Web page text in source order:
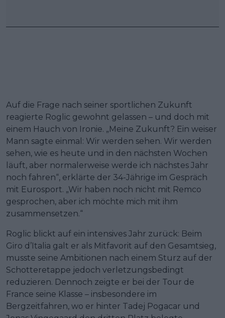
Auf die Frage nach seiner sportlichen Zukunft
reagierte Roglic gewohnt gelassen – und doch mit
einem Hauch von Ironie. „Meine Zukunft? Ein weiser
Mann sagte einmal: Wir werden sehen. Wir werden
sehen, wie es heute und in den nächsten Wochen
läuft, aber normalerweise werde ich nächstes Jahr
noch fahren“, erklärte der 34-Jährige im Gespräch
mit Eurosport. „Wir haben noch nicht mit Remco
gesprochen, aber ich möchte mich mit ihm
zusammensetzen.“
Roglic blickt auf ein intensives Jahr zurück: Beim
Giro d’Italia galt er als Mitfavorit auf den Gesamtsieg,
musste seine Ambitionen nach einem Sturz auf der
Schotteretappe jedoch verletzungsbedingt
reduzieren. Dennoch zeigte er bei der Tour de
France seine Klasse – insbesondere im
Bergzeitfahren, wo er hinter Tadej Pogacar und